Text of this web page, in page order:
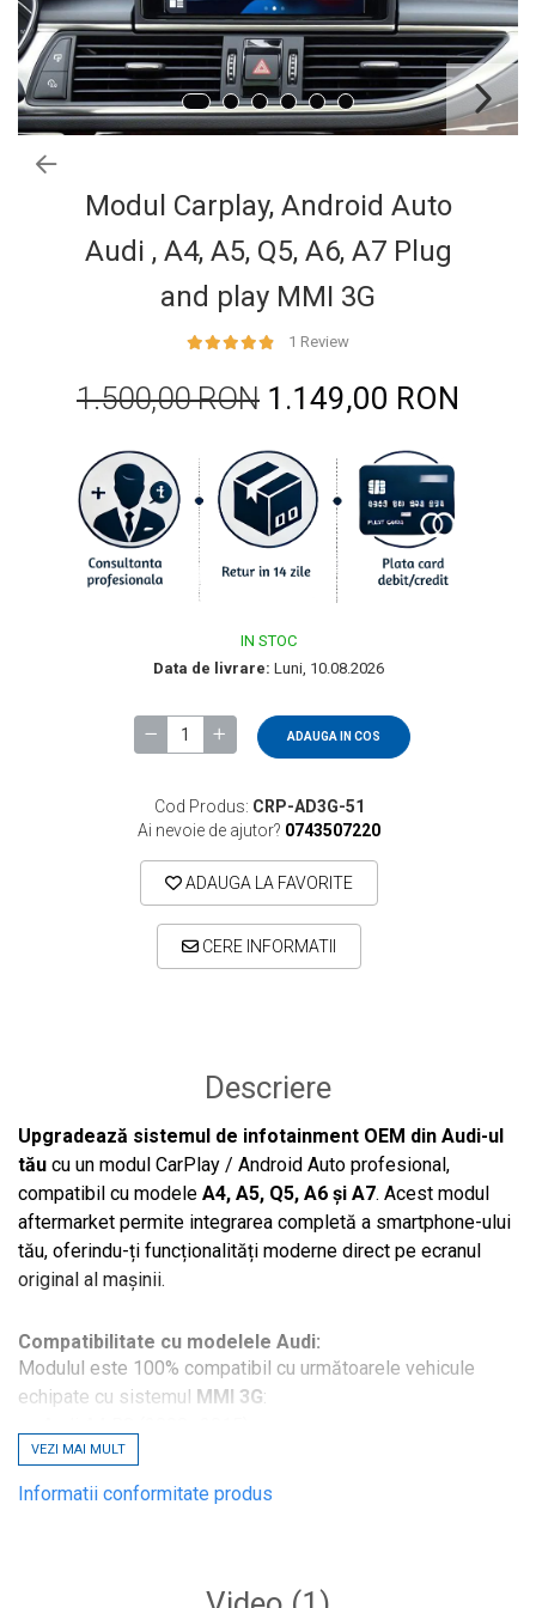
Renault
Mercedes Benz
Citroen / Peugeot
Nissan
Modul Carplay, Android Auto
Audi , A4, A5, Q5, A6, A7 Plug
and play MMI 3G
1 Review
1.500,00 RON 1.149,00 RON
IN STOC
Data de livrare: Luni, 10.08.2026
ADAUGA IN COS
Cod Produs: CRP-AD3G-51
Ai nevoie de ajutor? 0743507220
ADAUGA LA FAVORITE
CERE INFORMATII
Descriere
Upgradează sistemul de infotainment OEM din Audi-ul
tău cu un modul CarPlay / Android Auto profesional,
compatibil cu modele A4, A5, Q5, A6 și A7. Acest modul
aftermarket permite integrarea completă a smartphone-ului
tău, oferindu-ți funcționalități moderne direct pe ecranul
original al mașinii.
Compatibilitate cu modelele Audi:
Modulul este 100% compatibil cu următoarele vehicule
echipate cu sistemul MMI 3G:
Audi A5 8T (2008–2016)
Audi Q5 8R (2009–2017)
Audi A6 C7 (2012–2015)
Sisteme multimedia suportate:
VEZI MAI MULT
Informatii conformitate produs